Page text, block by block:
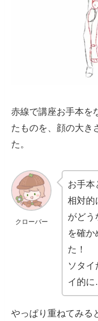
赤線で講座お手本を
たものを、顔の大き
た。
クローバー
お手本
相対的
がどう
を確か
た！
ソタイ
イ的
やっぱり重ねてみる